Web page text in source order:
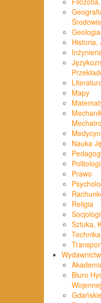
Historia,
Mapy
Nauka
Prawo
Religia
Sztuka,
Biuro
Wojennej